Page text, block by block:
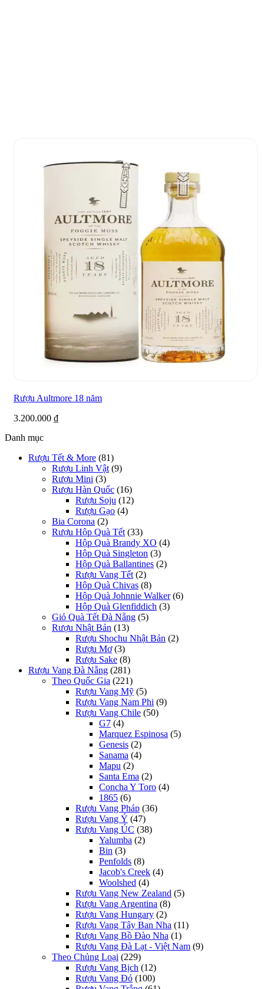
Rượu Aultmore 18 năm
3.200.000 ₫
Danh mục
Rượu Tết & More (81)
Rượu Linh Vật (9)
Rượu Mini (3)
Rượu Hàn Quốc (16)
Rượu Soju (12)
Rượu Gạo (4)
Bia Corona (2)
Rượu Hộp Quà Tết (33)
Hộp Quà Brandy XO (4)
Hộp Quà Singleton (3)
Hộp Quà Ballantines (2)
Rượu Vang Tết (2)
Hộp Quà Chivas (8)
Hộp Quà Johnnie Walker (6)
Hộp Quà Glenfiddich (3)
Giỏ Quà Tết Đà Nẵng (5)
Rượu Nhật Bản (13)
Rượu Shochu Nhật Bản (2)
Rượu Mơ (3)
Rượu Sake (8)
Rượu Vang Đà Nẵng (281)
Theo Quốc Gia (221)
Rượu Vang Mỹ (5)
Rượu Vang Nam Phi (9)
Rượu Vang Chile (50)
G7 (4)
Marquez Espinosa (5)
Genesis (2)
Sanama (4)
Mapu (2)
Santa Ema (2)
Concha Y Toro (4)
1865 (6)
Rượu Vang Pháp (36)
Rượu Vang Ý (47)
Rượu Vang ÚC (38)
Yalumba (2)
Bin (3)
Penfolds (8)
Jacob's Creek (4)
Woolshed (4)
Rượu Vang New Zealand (5)
Rượu Vang Argentina (8)
Rượu Vang Hungary (2)
Rượu Vang Tây Ban Nha (11)
Rượu Vang Bồ Đào Nha (1)
Rượu Vang Đà Lạt - Việt Nam (9)
Theo Chủng Loại (229)
Rượu Vang Bịch (12)
Rượu Vang Đỏ (100)